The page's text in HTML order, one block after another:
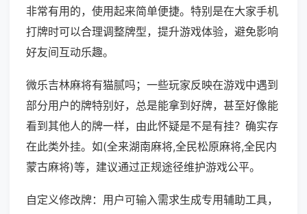
非常有用的，使用起来简单便捷。特别是在大家手机
打牌时可以合理调整牌型，提升游戏体验，避免影响
好友间互动乐趣。
微乐吉林麻将有猫腻吗；一些玩家反映在游戏中遇到
部分用户的牌特别好，总是能拿到好牌，甚至好像能
看到其他人的牌一样，由此怀疑是不是有挂？确实存
在此类外挂。如(全来湖南麻将,全民松原麻将,全民内
蒙古麻将)等，建议通过正规途径维护游戏公平。
自定义修改牌：用户可输入需求生成专用辅助工具，